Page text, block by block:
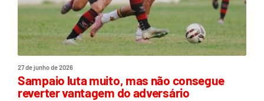
27 de junho de 2026
Sampaio luta muito, mas não consegue
reverter vantagem do adversário